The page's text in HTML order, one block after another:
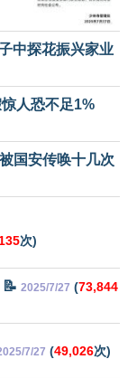
中探花振兴家业
人恐不足1%
国安传唤十几次
次)
2025/7/27 (73,844
7/27 (49,026次)